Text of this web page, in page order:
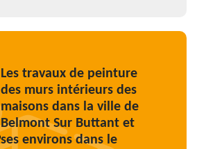
Les travaux de peinture
des murs intérieurs des
maisons dans la ville de
Belmont Sur Buttant et
ses environs dans le